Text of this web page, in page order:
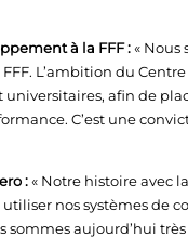
à la FFF :« Nous
L’ambition du
afin de
C’est une
:« Notre histoire avec
nos systèmes de
aujourd’hui